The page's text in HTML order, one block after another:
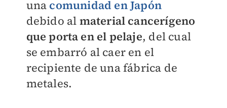
una comunidad en Japón
debido al material cancerígeno
que porta en el pelaje, del cual
se embarró al caer en el
recipiente de una fábrica de
metales.